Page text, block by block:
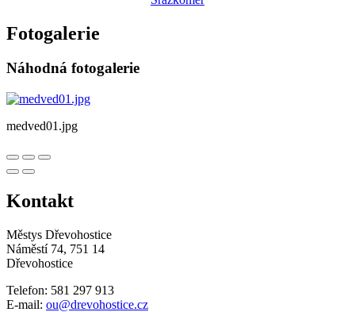
Fotogalerie
Náhodná fotogalerie
medved01.jpg
Kontakt
Městys Dřevohostice
Náměstí 74, 751 14
Dřevohostice
Telefon: 581 297 913
E-mail: ou@drevohostice.cz